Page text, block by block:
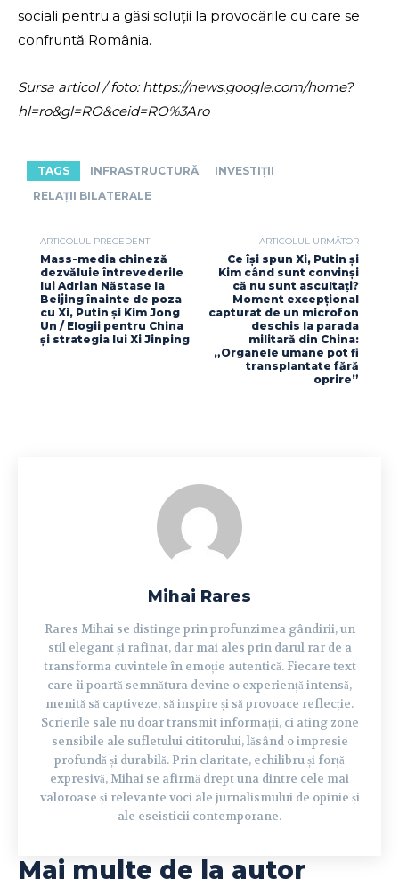
sociali pentru a găsi soluții la provocările cu care se
confruntă România.
Sursa articol / foto: https://news.google.com/home?
hl=ro&gl=RO&ceid=RO%3Aro
TAGS INFRASTRUCTURĂ
INVESTIȚII
RELAȚII BILATERALE
ARTICOLUL PRECEDENT
Mass-media chineză
dezvăluie întrevederile
lui Adrian Năstase la
Beijing înainte de poza
cu Xi, Putin și Kim Jong
Un / Elogii pentru China
și strategia lui Xi Jinping
ARTICOLUL URMĂTOR
Ce își spun Xi, Putin și
Kim când sunt convinși
că nu sunt ascultați?
Moment excepțional
capturat de un microfon
deschis la parada
militară din China:
„Organele umane pot fi
transplantate fără
oprire”
Mihai Rares
Rares Mihai se distinge prin profunzimea gândirii, un
stil elegant și rafinat, dar mai ales prin darul rar de a
transforma cuvintele în emoție autentică. Fiecare text
care îi poartă semnătura devine o experiență intensă,
menită să captiveze, să inspire și să provoace reflecție.
Scrierile sale nu doar transmit informații, ci ating zone
sensibile ale sufletului cititorului, lăsând o impresie
profundă și durabilă. Prin claritate, echilibru și forță
expresivă, Mihai se afirmă drept una dintre cele mai
valoroase și relevante voci ale jurnalismului de opinie și
ale eseisticii contemporane.
Mai multe de la autor